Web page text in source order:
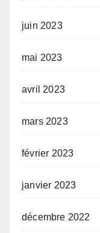
juin 2023
mai 2023
avril 2023
mars 2023
février 2023
janvier 2023
décembre 2022